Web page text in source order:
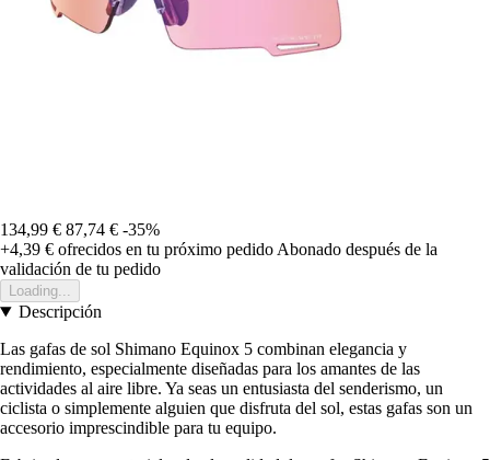
134,99 € 87,74 € -35%
+4,39 € ofrecidos en tu próximo pedido Abonado después de la
validación de tu pedido
Loading...
Descripción
Las gafas de sol Shimano Equinox 5 combinan elegancia y
rendimiento, especialmente diseñadas para los amantes de las
actividades al aire libre. Ya seas un entusiasta del senderismo, un
ciclista o simplemente alguien que disfruta del sol, estas gafas son un
accesorio imprescindible para tu equipo.